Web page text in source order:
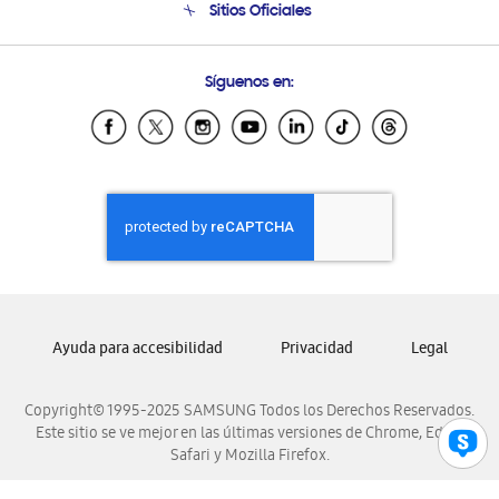
Condiciones de Compra
Soporte vía eMail
Sitios Oficiales
Samsung Ecuador
Samsung El Salvador
Samsung Honduras
Samsung Nicaragua
Samsung Panamá
Samsung Venezuela
Síguenos en:
Copyright© 1995-2025 SAMSUNG Todos los Derechos Reservados.
Este sitio se ve mejor en las últimas versiones de Chrome, Edge,
Safari y Mozilla Firefox.
Ayuda para accesibilidad Privacidad Legal